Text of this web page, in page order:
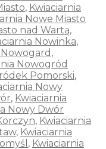
, Kwiaciarnia
Nowe Miasto
nad Wartą,
Nowinka,
Nowogard ,
Nowogród
Pomorski,
Nowy
, Kwiaciarnia
Nowy Dwór
, Kwiaciarnia
, Kwiaciarnia
, Kwiaciarnia